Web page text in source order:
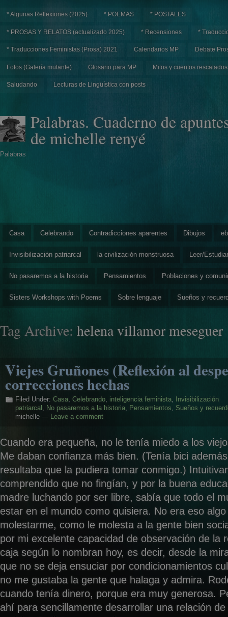
* Algunas Reflexiones (2025) * POEMAS * POSTALES
* PROSAS Y RELATOS (actualizado 2025) * Recensiones *
* Traducciones Feministas (Prosa) 2021 Calendarios MP Debate
Fotos (Galería mutante) Glosario para MP Mitos y cuentos rescatados
Saludando Lecturas de Lingüística con posts
Palabras. Cuaderno de
de michelle renyé
Palabras
Casa Celebrando Contradicciones aparentes Dibujos
Invisibilización patriarcal la civilización monstruosa Leer/Estudiar
No pasaremos a la historia Pensamientos Poblaciones y
Sisters Workshops with Poems Sobre lenguaje Sueños y
Tag Archive: helena villamor meseguer
Viejes Gruñones (Reflexión al
correcciones hechas
Filed Under: Casa, Celebrando, inteligencia feminista,
Invisibilización
patriarcal , No pasaremos a la historia, Pensamientos, Sueños y
michelle — Leave a comment
Cuando era pequeña, no le tenía miedo a los
Me daban confianza más bien. (Tenía bici
resultaba que la pudiera tomar conmigo.)
comprendido que no fingían, y por la buena
madre luchando por ser libre, sabía que todo el
estar en el mundo como quisiera. No era eso
molestarme, como le molesta a la gente bien
por mi excelente capacidad de observación de la
caja según lo nombran hoy, es decir, desde la
que no se deja ensuciar por condicionamientos
no me gustaba la gente que halaga y admira.
cuando tenía dinero, porque era muy generosa.
ahí para sencillamente desarrollar una relación